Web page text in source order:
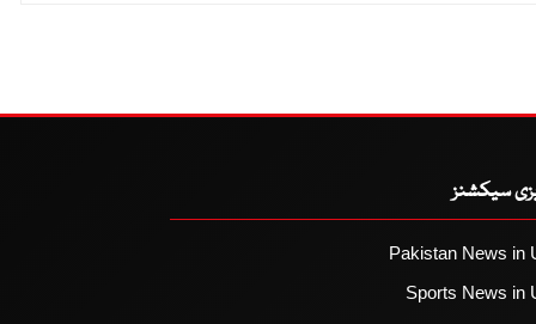
سیکشنز
Pakistan News in
Sports News in